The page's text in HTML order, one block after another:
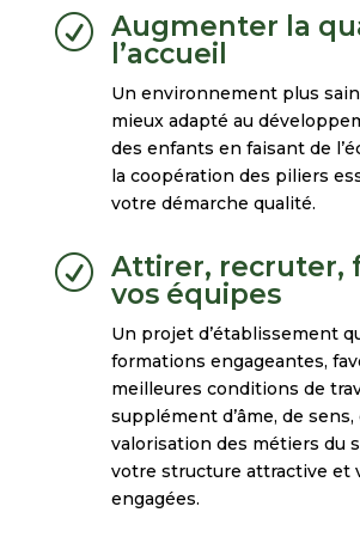
R Augmenter la
l’accueil
Un environnement plus
mieux adapté au
des enfants en faisant de
la coopération des piliers
votre démarche qualité.
R Attirer, recruter,
vos équipes
Un projet d’établissement
formations engageantes,
meilleures conditions de
supplément d’âme, de sens,
valorisation des métiers du
votre structure attractive et
engagées.